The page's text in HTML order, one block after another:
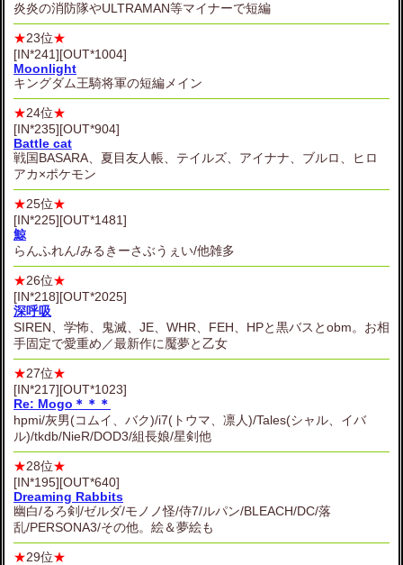
炎炎の消防隊やULTRAMAN等マイナーで短編
★23位★
[IN*241][OUT*1004]
Moonlight
キングダム王騎将軍の短編メイン
★24位★
[IN*235][OUT*904]
Battle cat
戦国BASARA、夏目友人帳、テイルズ、アイナナ、ブルロ、ヒロ
アカ×ポケモン
★25位★
[IN*225][OUT*1481]
鯨
らんふれん/みるきーさぶうぇい/他雑多
★26位★
[IN*218][OUT*2025]
深呼吸
SIREN、学怖、鬼滅、JE、WHR、FEH、HPと黒バスとobm。お相
手固定で愛重め／最新作に魘夢と乙女
★27位★
[IN*217][OUT*1023]
Re: Mogo＊＊＊
hpmi/灰男(コムイ、バク)/i7(トウマ、凛人)/Tales(シャル、イバ
ル)/tkdb/NieR/DOD3/組長娘/星剣他
★28位★
[IN*195][OUT*640]
Dreaming Rabbits
幽白/るろ剣/ゼルダ/モノノ怪/侍7/ルパン/BLEACH/DC/落
乱/PERSONA3/その他。絵＆夢絵も
★29位★